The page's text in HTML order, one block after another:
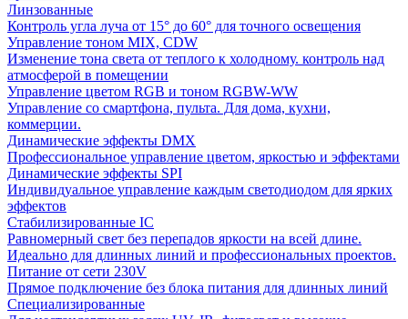
Линзованные
Контроль угла луча от 15° до 60° для точного освещения
Управление тоном MIX, CDW
Изменение тона света от теплого к холодному. контроль над
атмосферой в помещении
Управление цветом RGB и тоном RGBW-WW
Управление со смартфона, пульта. Для дома, кухни,
коммерции.
Динамические эффекты DMX
Профессиональное управление цветом, яркостью и эффектами
Динамические эффекты SPI
Индивидуальное управление каждым светодиодом для ярких
эффектов
Стабилизированные IC
Равномерный свет без перепадов яркости на всей длине.
Идеально для длинных линий и профессиональных проектов.
Питание от сети 230V
Прямое подключение без блока питания для длинных линий
Специализированные